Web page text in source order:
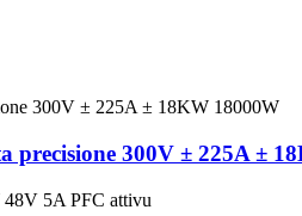
precisione 300V ± 225A ±